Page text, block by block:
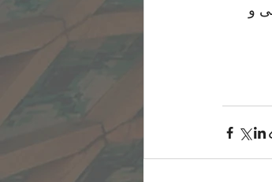
و